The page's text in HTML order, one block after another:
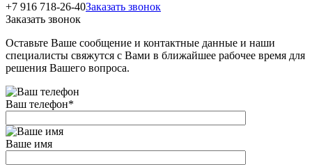
+7 916 718-26-40Заказать звонок
Заказать звонок
Оставьте Ваше сообщение и контактные данные и наши
специалисты свяжутся с Вами в ближайшее рабочее время для
решения Вашего вопроса.
Ваш телефон*
Ваше имя